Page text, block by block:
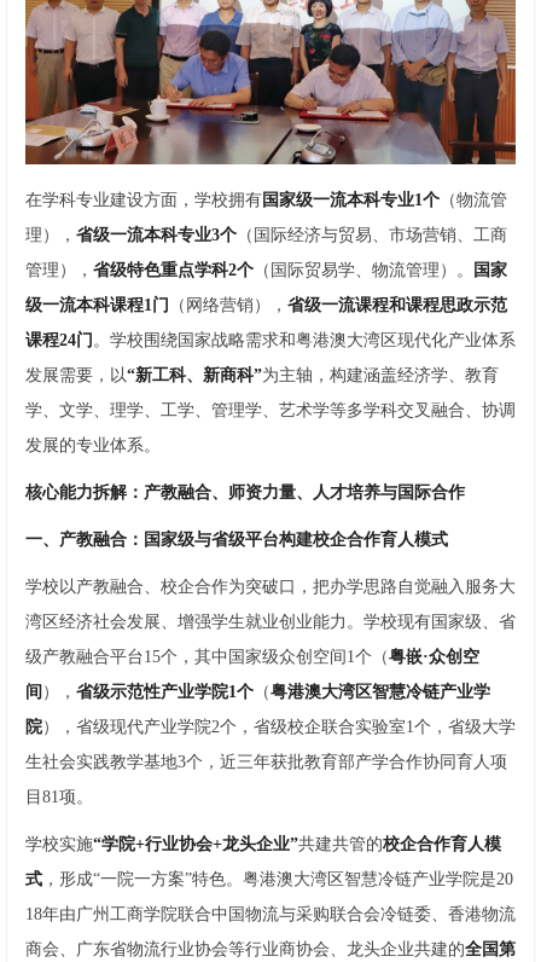
在学科专业建设方面，学校拥有国家级一流本科专业1个 （物流管
理）， 省级一流本科专业3个 （国际经济与贸易、市场营销、工商
管理）， 省级特色重点学科2个 （国际贸易学、物流管理）。
国家
级一流本科课程1门
（网络营销）， 省级一流课程和课程思政示范
课程24门 。学校围绕国家战略需求和粤港澳大湾区现代化产业体系
发展需要，以“新工科、新商科”为主轴，构建涵盖经济学、教育
学、文学、理学、工学、管理学、艺术学等多学科交叉融合、协调
发展的专业体系。
核心能力拆解：产教融合、师资力量、人才培养与国际合作
一、产教融合：国家级与省级平台构建校企合作育人模式
学校以产教融合、校企合作为突破口，把办学思路自觉融入服务大
湾区经济社会发展、增强学生就业创业能力。学校现有国家级、省
级产教融合平台15个，其中国家级众创空间1个（粤嵌·众创空
间 ）， 省级示范性产业学院1个 （粤港澳大湾区智慧冷链产业学
院），省级现代产业学院2个，省级校企联合实验室1个，省级大学
生社会实践教学基地3个，近三年获批教育部产学合作协同育人项
目81项。
学校实施“学院+行业协会+龙头企业”共建共管的校企合作育人模
式 ，形成“一院一方案”特色。粤港澳大湾区智慧冷链产业学院是20
18年由广州工商学院联合中国物流与采购联合会冷链委、香港物流
商会、广东省物流行业协会等行业商协会、龙头企业共建的全国第